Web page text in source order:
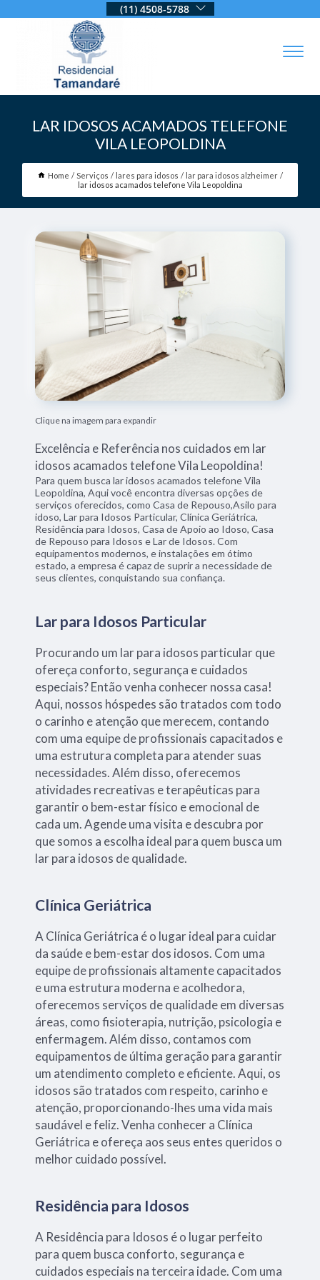
(11) 4508-5788
LAR IDOSOS ACAMADOS TELEFONE
VILA LEOPOLDINA
Home Serviços lares para idosos
lar para idosos alzheimer
lar idosos acamados telefone Vila Leopoldina
Clique na imagem para expandir
Excelência e Referência nos cuidados em lar
idosos acamados telefone Vila Leopoldina!
Para quem busca lar idosos acamados telefone Vila
Leopoldina, Aqui você encontra diversas opções de
serviços oferecidos, como Casa de Repouso,Asilo para
idoso, Lar para Idosos Particular, Clínica Geriátrica,
Residência para Idosos, Casa de Apoio ao Idoso, Casa
de Repouso para Idosos e Lar de Idosos. Com
equipamentos modernos, e instalações em ótimo
estado, a empresa é capaz de suprir a necessidade de
seus clientes, conquistando sua confiança.
Lar para Idosos Particular
Procurando um lar para idosos particular que
ofereça conforto, segurança e cuidados
especiais? Então venha conhecer nossa casa!
Aqui, nossos hóspedes são tratados com todo
o carinho e atenção que merecem, contando
com uma equipe de profissionais capacitados e
uma estrutura completa para atender suas
necessidades. Além disso, oferecemos
atividades recreativas e terapêuticas para
garantir o bem-estar físico e emocional de
cada um. Agende uma visita e descubra por
que somos a escolha ideal para quem busca um
lar para idosos de qualidade.
Clínica Geriátrica
A Clínica Geriátrica é o lugar ideal para cuidar
da saúde e bem-estar dos idosos. Com uma
equipe de profissionais altamente capacitados
e uma estrutura moderna e acolhedora,
oferecemos serviços de qualidade em diversas
áreas, como fisioterapia, nutrição, psicologia e
enfermagem. Além disso, contamos com
equipamentos de última geração para garantir
um atendimento completo e eficiente. Aqui, os
idosos são tratados com respeito, carinho e
atenção, proporcionando-lhes uma vida mais
saudável e feliz. Venha conhecer a Clínica
Geriátrica e ofereça aos seus entes queridos o
melhor cuidado possível.
Residência para Idosos
A Residência para Idosos é o lugar perfeito
para quem busca conforto, segurança e
cuidados especiais na terceira idade. Com uma